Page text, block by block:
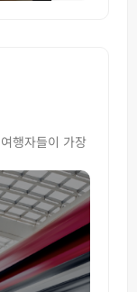
행자들이 가장